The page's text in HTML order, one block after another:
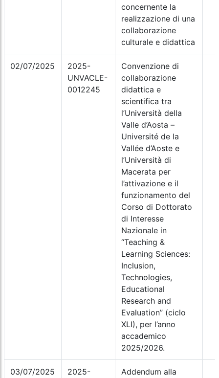
concernente la
realizzazione di una
collaborazione
culturale e didattica
02/07/2025
2025-
UNVACLE-
0012245
Convenzione di
collaborazione
didattica e
scientifica tra
l’Università della
Valle d’Aosta –
Université de la
Vallée d’Aoste e
l’Università di
Macerata per
l’attivazione e il
funzionamento del
Corso di Dottorato
di Interesse
Nazionale in
“Teaching &
Learning Sciences:
Inclusion,
Technologies,
Educational
Research and
Evaluation” (ciclo
XLI), per l’anno
accademico
2025/2026.
03/07/2025
2025-
Addendum alla